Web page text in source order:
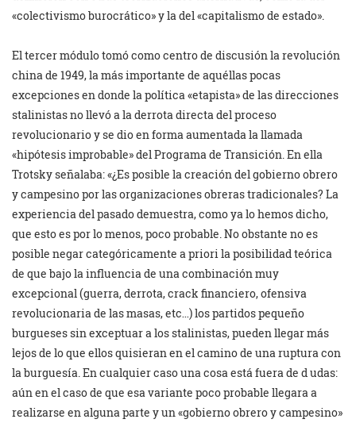
«colectivismo burocrático» y la del «capitalismo de estado».
El tercer módulo tomó como centro de discusión la revolución
china de 1949, la más importante de aquéllas pocas
excepciones en donde la política «etapista» de las direcciones
stalinistas no llevó a la derrota directa del proceso
revolucionario y se dio en forma aumentada la llamada
«hipótesis improbable» del Programa de Transición. En ella
Trotsky señalaba: «¿Es posible la creación del gobierno obrero
y campesino por las organizaciones obreras tradicionales? La
experiencia del pasado demuestra, como ya lo hemos dicho,
que esto es por lo menos, poco probable. No obstante no es
posible negar categóricamente a priori la posibilidad teórica
de que bajo la influencia de una combinación muy
excepcional (guerra, derrota, crack financiero, ofensiva
revolucionaria de las masas, etc…) los partidos pequeño
burgueses sin exceptuar a los stalinistas, pueden llegar más
lejos de lo que ellos quisieran en el camino de una ruptura con
la burguesía. En cualquier caso una cosa está fuera de d udas:
aún en el caso de que esa variante poco probable llegara a
realizarse en alguna parte y un «gobierno obrero y campesino»